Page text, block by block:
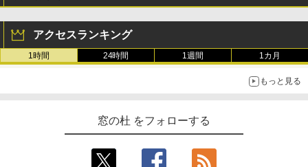
アクセスランキング
1時間 24時間 1週間 1カ月
もっと見る
窓の杜 をフォローする